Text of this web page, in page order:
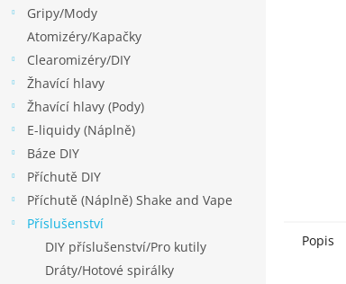
Gripy/Mody
Atomizéry/Kapačky
Clearomizéry/DIY
Žhavící hlavy
Žhavící hlavy (Pody)
E-liquidy (Náplně)
Báze DIY
Příchutě DIY
Příchutě (Náplně) Shake and Vape
Příslušenství
DIY příslušenství/Pro kutily
Dráty/Hotové spirálky
Popis